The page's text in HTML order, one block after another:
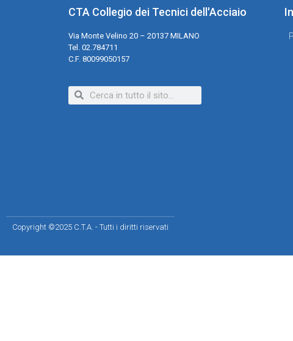
CTA Collegio dei Tecnici dell'Acciaio
Via Monte Velino 20 – 20137 MILANO
Tel. 02.784711
C.F. 80099050157
Copyright ©2025 C.T.A. - Tutti i diritti riservati